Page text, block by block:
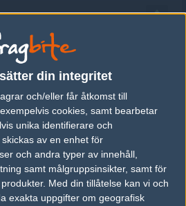
din integritet
och/eller får åtkomst till
cookies, samt bearbetar
unika identifierare och
av en enhet för
och andra typer av innehåll,
samt målgruppsinsikter, samt för
Med din tillåtelse kan vi och
exakta uppgifter om geografisk
att vi inte hade 5 lirare ikväll! glhf till
Allt jag har och lite till på h0kus-fikus